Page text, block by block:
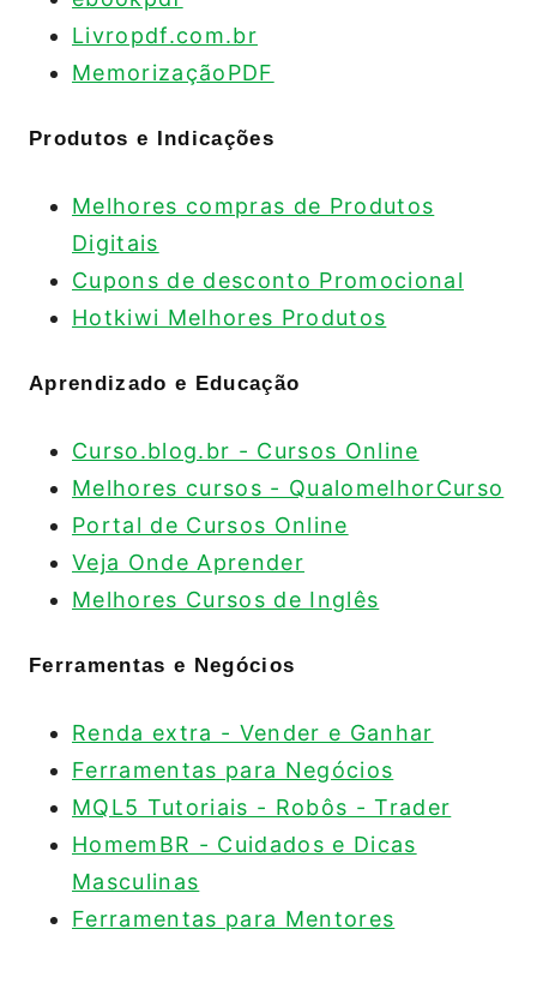
Livropdf.com.br
MemorizaçãoPDF
Produtos e Indicações
Melhores compras de Produtos
Digitais
Cupons de desconto Promocional
Hotkiwi Melhores Produtos
Aprendizado e Educação
Curso.blog.br - Cursos Online
Melhores cursos - QualomelhorCurso
Portal de Cursos Online
Veja Onde Aprender
Melhores Cursos de Inglês
Ferramentas e Negócios
Renda extra - Vender e Ganhar
Ferramentas para Negócios
MQL5 Tutoriais - Robôs - Trader
HomemBR - Cuidados e Dicas
Masculinas
Ferramentas para Mentores